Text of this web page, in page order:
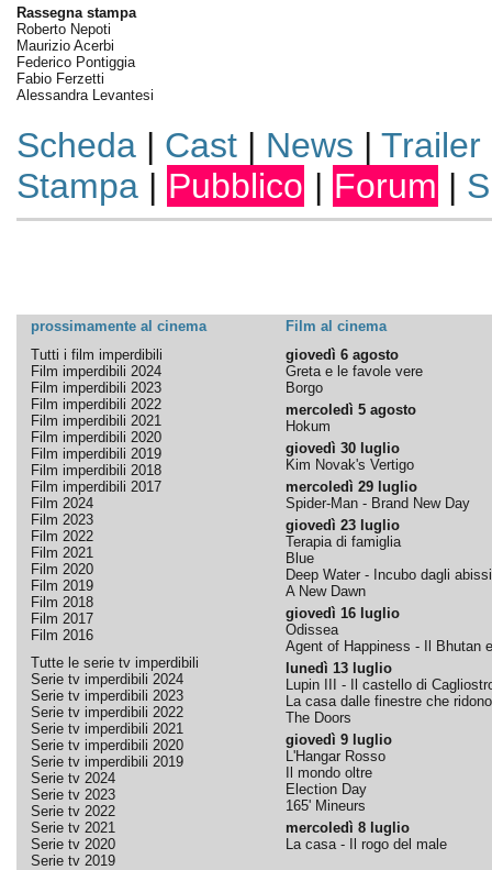
Rassegna stampa
Roberto Nepoti
Maurizio Acerbi
Federico Pontiggia
Fabio Ferzetti
Alessandra Levantesi
Scheda| Cast| News | Trailer
Stampa| Pubblico | Forum |
prossimamente al cinema
Film al cinema
Tutti i film imperdibili
Film imperdibili 2024
Film imperdibili 2023
Film imperdibili 2022
Film imperdibili 2021
Film imperdibili 2020
Film imperdibili 2019
Film imperdibili 2018
Film imperdibili 2017
Film 2024
Film 2023
Film 2022
Film 2021
Film 2020
Film 2019
Film 2018
Film 2017
Film 2016
Tutte le serie tv imperdibili
Serie tv imperdibili 2024
Serie tv imperdibili 2023
Serie tv imperdibili 2022
Serie tv imperdibili 2021
Serie tv imperdibili 2020
Serie tv imperdibili 2019
Serie tv 2024
Serie tv 2023
Serie tv 2022
Serie tv 2021
Serie tv 2020
Serie tv 2019
giovedì 6 agosto
Greta e le favole vere
Borgo
mercoledì 5 agosto
Hokum
giovedì 30 luglio
Kim Novak's Vertigo
mercoledì 29 luglio
Spider-Man - Brand New Day
giovedì 23 luglio
Terapia di famiglia
Blue
Deep Water - Incubo dagli abissi
A New Dawn
giovedì 16 luglio
Odissea
Agent of Happiness - Il Bhutan
lunedì 13 luglio
Lupin III - Il castello di
La casa dalle finestre che ridono
The Doors
giovedì 9 luglio
L'Hangar Rosso
Il mondo oltre
Election Day
165' Mineurs
mercoledì 8 luglio
La casa - Il rogo del male